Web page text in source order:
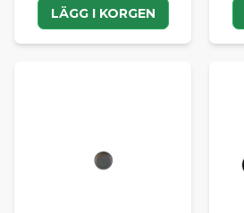
LÄGG I KORGEN